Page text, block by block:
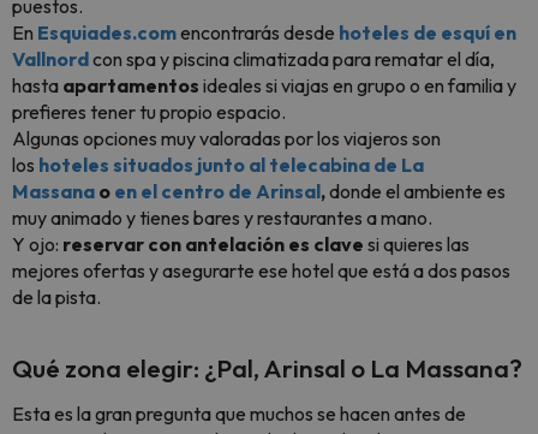
puestos.
En Esquiades.comencontrarás desde hoteles de esquí en
Vallnordcon spa y piscina climatizada para rematar el día,
hasta apartamentos ideales si viajas en grupo o en familia y
prefieres tener tu propio espacio.
Algunas opciones muy valoradas por los viajeros son
los hoteles situados junto al telecabina de La
Massana o en el centro de Arinsal,donde el ambiente es
muy animado y tienes bares y restaurantes a mano.
Y ojo: reservar con antelación es clave si quieres las
mejores ofertas y asegurarte ese hotel que está a dos pasos
de la pista.
Qué zona elegir: ¿Pal, Arinsal o La Massana?
Esta es la gran pregunta que muchos se hacen antes de